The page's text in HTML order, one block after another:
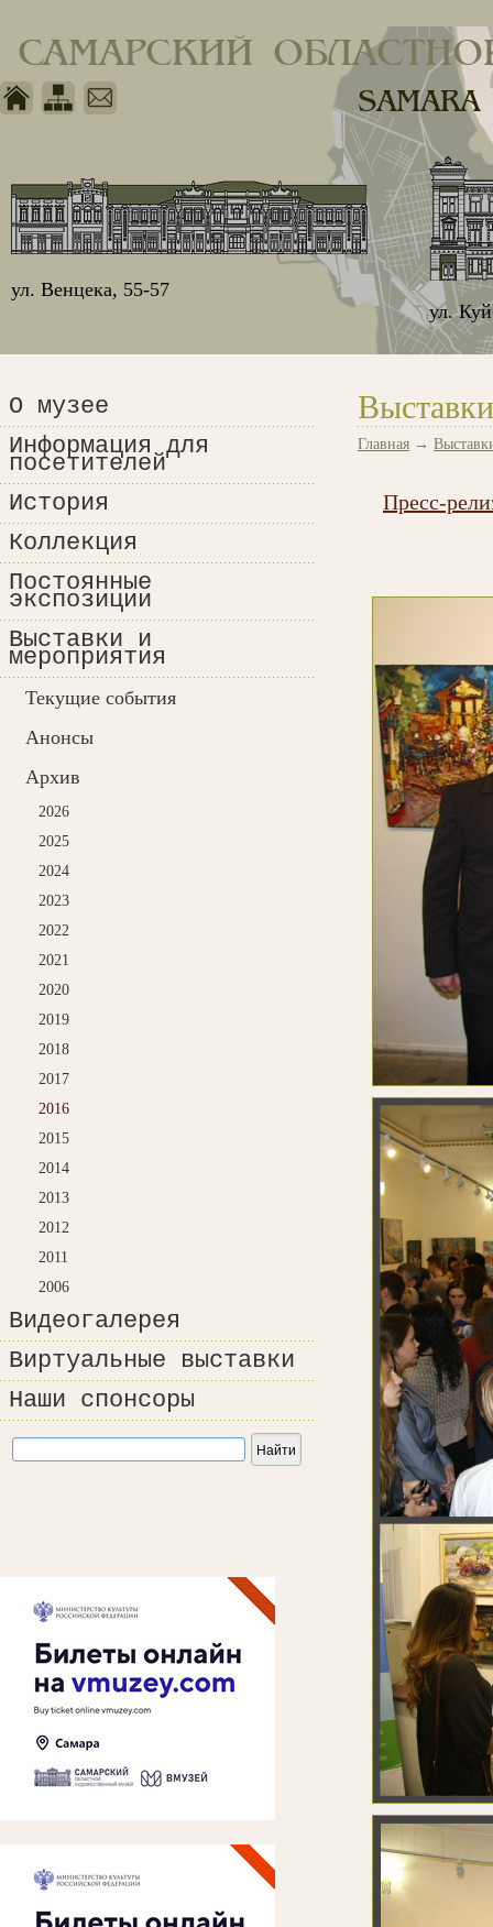
САМАРСКИЙ
ул.
ул. Венцека, 55-57
О музее
Информация для
посетителей
История
Коллекция
Постоянные
экспозиции
Выставки и
мероприятия
Текущие события
Анонсы
Архив
2026
2025
2024
2023
2022
2021
2020
2019
2018
2017
2016
2015
2014
2013
2012
2011
2006
Видеогалерея
Виртуальные выставки
Наши спонсоры
Главная →
Пресс-